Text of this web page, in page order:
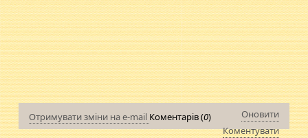
Отримувати зміни на e-mail Коментарів (0)
Оновити
Коментувати